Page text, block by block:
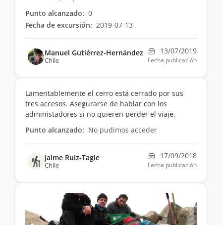
Punto alcanzado: 0
Fecha de excursión: 2019-07-13
Manuel Gutiérrez-Hernández
Chile
13/07/2019
Fecha publicación
Lamentablemente el cerro está cerrado por sus
tres accesos. Asegurarse de hablar con los
administadores si no quieren perder el viaje.
Punto alcanzado: No pudimos acceder
Jaime Ruiz-Tagle
Chile
17/09/2018
Fecha publicación